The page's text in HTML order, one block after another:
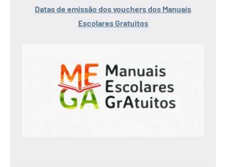
Datas de emissão dos vouchers dos Manuais
Escolares Gratuitos